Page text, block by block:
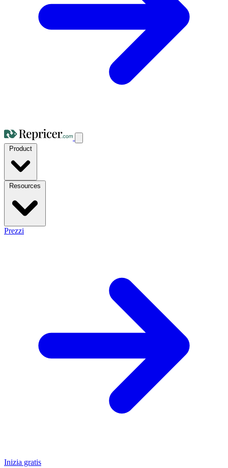
Prezzi
Inizia gratis